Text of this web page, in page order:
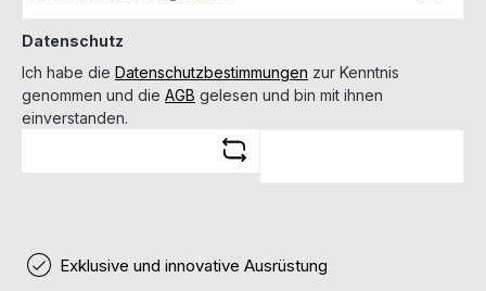
Datenschutz
Ich habe die Datenschutzbestimmungen zur Kenntnis
genommen und die AGB gelesen und bin mit ihnen
einverstanden.
Exklusive und innovative Ausrüstung